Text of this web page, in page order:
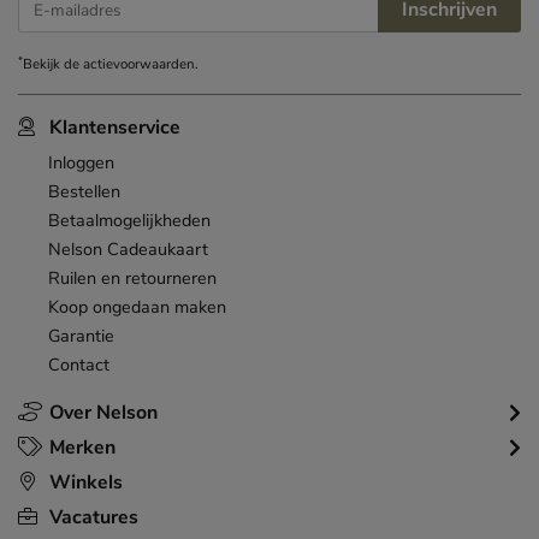
Over Nelson
Klantenservice
Inloggen
Bestellen
Betaalmogelijkheden
Nelson Cadeaukaart
Ruilen en retourneren
Koop ongedaan maken
Garantie
Contact
Merken
Winkels
Vacatures
E-mailadres Inschrijven
*Bekijk deactievoorwaarden.